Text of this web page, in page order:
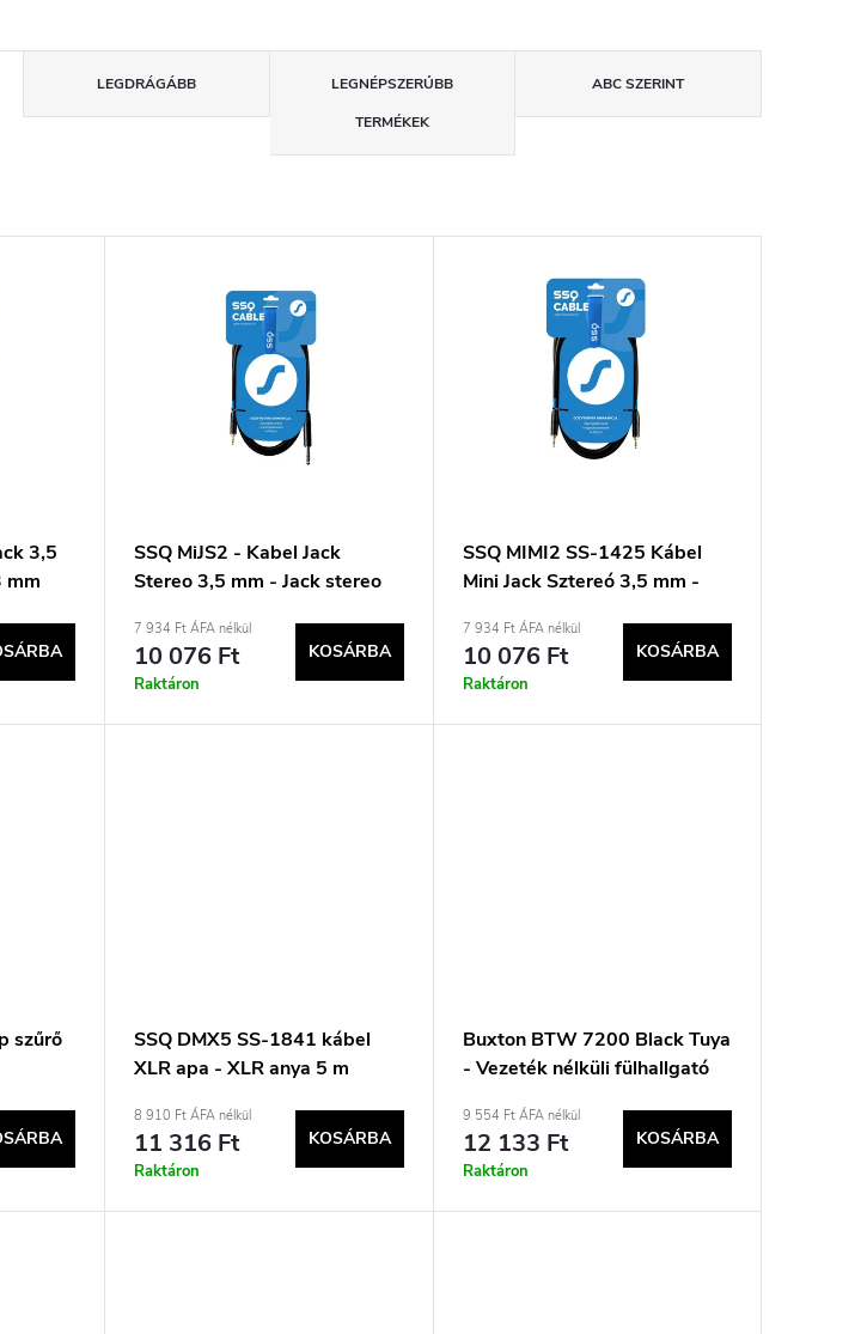
LEGDRÁGÁBB
LEGNÉPSZERŰBB
TERMÉKEK
ABC SZERINT
3,5
mm
SSQ MiJS2 - Kabel Jack
Stereo 3,5 mm - Jack stereo
7 934 Ft ÁFA nélkül
10 076 Ft
Raktáron
KOSÁRBA
SSQ MIMI2 SS-1425 Kábel
Mini Jack Sztereó 3,5 mm -
Fekete
7 934 Ft ÁFA nélkül
10 076 Ft
Raktáron
KOSÁRBA
szűrő
SSQ DMX5 SS-1841 kábel
XLR apa - XLR anya 5 m
8 910 Ft ÁFA nélkül
11 316 Ft
Raktáron
KOSÁRBA
Buxton BTW 7200 Black Tuya
- Vezeték nélküli fülhallgató
9 554 Ft ÁFA nélkül
12 133 Ft
Raktáron
KOSÁRBA